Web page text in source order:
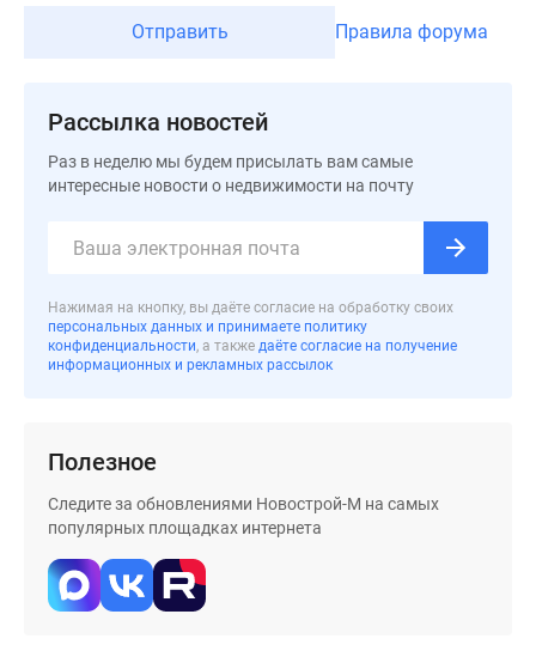
застройщиком
Rutube
Поиск
Программа
реновации
премиум-
Новостройки
бизнес-
класса
Рассрочка
Отправить Правила форума
Рассылка новостей
Раз в неделю мы будем присылать вам самые
интересные новости о недвижимости на почту
Нажимая на кнопку, вы даёте согласие на обработку своих
персональных данных и принимаете политику
конфиденциальности, а также даёте согласие на получение
информационных и рекламных рассылок
Полезное
Следите за обновлениями Новострой-М на самых
популярных площадках интернета